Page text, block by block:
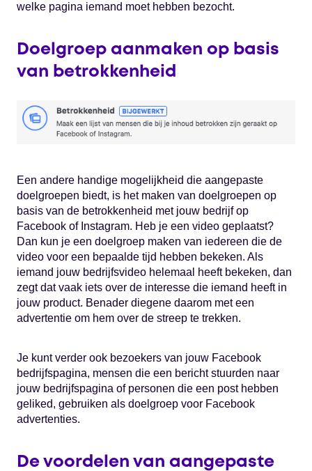
welke pagina iemand moet hebben bezocht.
Doelgroep aanmaken op basis
van betrokkenheid
Een andere handige mogelijkheid die aangepaste
doelgroepen biedt, is het maken van doelgroepen op
basis van de betrokkenheid met jouw bedrijf op
Facebook of Instagram. Heb je een video geplaatst?
Dan kun je een doelgroep maken van iedereen die de
video voor een bepaalde tijd hebben bekeken. Als
iemand jouw bedrijfsvideo helemaal heeft bekeken, dan
zegt dat vaak iets over de interesse die iemand heeft in
jouw product. Benader diegene daarom met een
advertentie om hem over de streep te trekken.
Je kunt verder ook bezoekers van jouw Facebook
bedrijfspagina, mensen die een bericht stuurden naar
jouw bedrijfspagina of personen die een post hebben
geliked, gebruiken als doelgroep voor Facebook
advertenties.
De voordelen van aangepaste